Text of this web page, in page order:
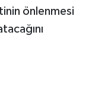
önlenmesi